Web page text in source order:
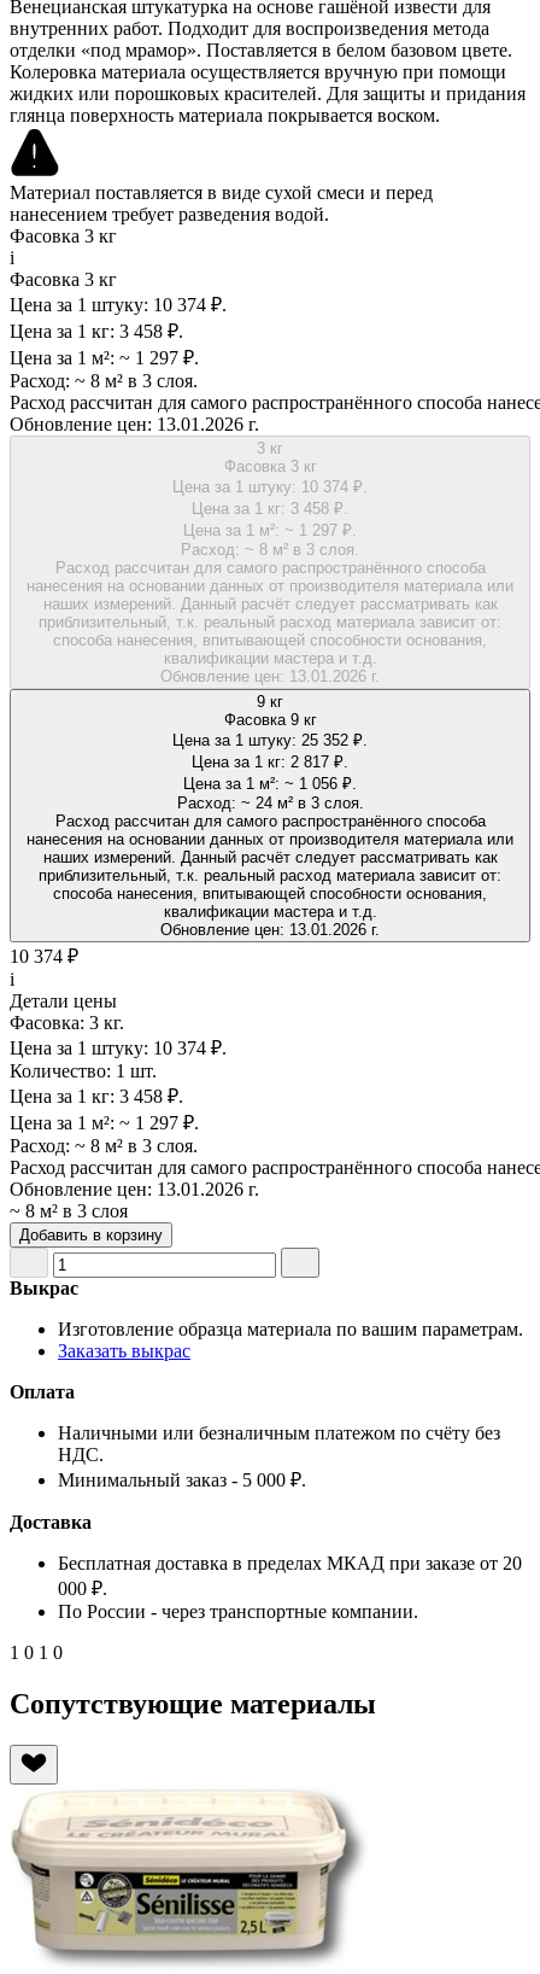
Венецианская штукатурка на основе гашёной извести для
внутренних работ. Подходит для воспроизведения метода
отделки «под мрамор». Поставляется в белом базовом цвете.
Колеровка материала осуществляется вручную при помощи
жидких или порошковых красителей. Для защиты и придания
глянца поверхность материала покрывается воском.
Материал поставляется в виде сухой смеси и перед
нанесением требует разведения водой.
Фасовка 3 кг
i
Фасовка 3 кг
Цена за 1 штуку: 10 374 ₽.
Цена за 1 кг: 3 458 ₽.
Цена за 1 м²: ~ 1 297 ₽.
Расход: ~ 8 м² в 3 слоя.
Расход рассчитан для самого распространённого способа
Обновление цен: 13.01.2026 г.
3 кг
Фасовка 3 кг
Цена за 1 штуку: 10 374 ₽.
Цена за 1 кг: 3 458 ₽.
Цена за 1 м²: ~ 1 297 ₽.
Расход: ~ 8 м² в 3 слоя.
Расход рассчитан для самого распространённого способа
нанесения на основании данных от производителя материала или
наших измерений. Данный расчёт следует рассматривать как
приблизительный, т.к. реальный расход материала зависит от:
способа нанесения, впитывающей способности основания,
квалификации мастера и т.д.
Обновление цен: 13.01.2026 г.
9 кг
Фасовка 9 кг
Цена за 1 штуку: 25 352 ₽.
Цена за 1 кг: 2 817 ₽.
Цена за 1 м²: ~ 1 056 ₽.
Расход: ~ 24 м² в 3 слоя.
Расход рассчитан для самого распространённого способа
нанесения на основании данных от производителя материала или
наших измерений. Данный расчёт следует рассматривать как
приблизительный, т.к. реальный расход материала зависит от:
способа нанесения, впитывающей способности основания,
квалификации мастера и т.д.
Обновление цен: 13.01.2026 г.
10 374 ₽
i
Детали цены
Фасовка: 3 кг.
Цена за 1 штуку: 10 374 ₽.
Количество: 1 шт.
Цена за 1 кг: 3 458 ₽.
Цена за 1 м²: ~ 1 297 ₽.
Расход: ~ 8 м² в 3 слоя.
Расход рассчитан для самого распространённого способа
Обновление цен: 13.01.2026 г.
~ 8 м² в 3 слоя
Добавить в корзину
Выкрас
Изготовление образца материала по вашим параметрам.
Заказать выкрас
Оплата
Наличными или безналичным платежом по счёту без
НДС.
Минимальный заказ - 5 000 ₽.
Доставка
Бесплатная доставка в пределах МКАД при заказе от 20
000 ₽.
По России - через транспортные компании.
1 0 1 0
Сопутствующие материалы